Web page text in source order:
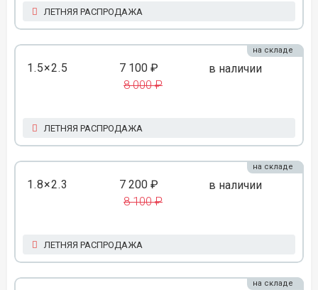
ЛЕТНЯЯ РАСПРОДАЖА
1.5×2.5 7 100 ₽
8 000 ₽
в наличии
на складе
ЛЕТНЯЯ РАСПРОДАЖА
1.8×2.3 7 200 ₽
8 100 ₽
в наличии
на складе
ЛЕТНЯЯ РАСПРОДАЖА
на складе